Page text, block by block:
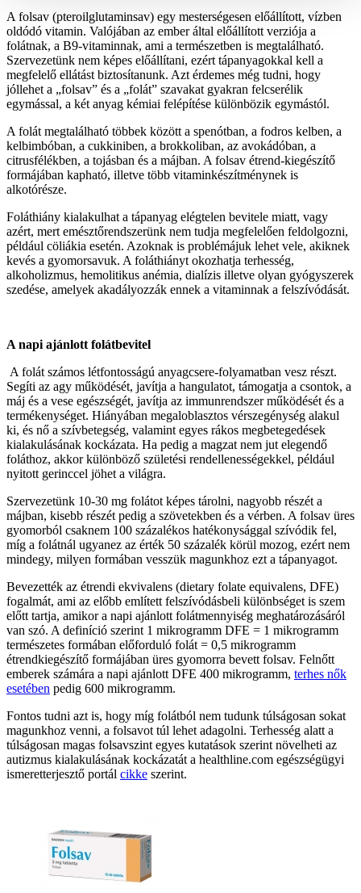
A folsav (pteroilglutaminsav) egy mesterségesen előállított, vízben
oldódó vitamin. Valójában az ember által előállított verziója a
folátnak, a B9-vitaminnak, ami a természetben is megtalálható.
Szervezetünk nem képes előállítani, ezért tápanyagokkal kell a
megfelelő ellátást biztosítanunk. Azt érdemes még tudni, hogy
jóllehet a „folsav” és a „folát” szavakat gyakran felcserélik
egymással, a két anyag kémiai felépítése különbözik egymástól.
A folát megtalálható többek között a spenótban, a fodros kelben, a
kelbimbóban, a cukkiniben, a brokkoliban, az avokádóban, a
citrusfélékben, a tojásban és a májban. A folsav étrend-kiegészítő
formájában kapható, illetve több vitaminkészítménynek is
alkotórésze.
Foláthiány kialakulhat a tápanyag elégtelen bevitele miatt, vagy
azért, mert emésztőrendszerünk nem tudja megfelelően feldolgozni,
például cöliákia esetén. Azoknak is problémájuk lehet vele, akiknek
kevés a gyomorsavuk. A foláthiányt okozhatja terhesség,
alkoholizmus, hemolitikus anémia, dialízis illetve olyan gyógyszerek
szedése, amelyek akadályozzák ennek a vitaminnak a felszívódását.
A napi ajánlott folátbevitel
A folát számos létfontosságú anyagcsere-folyamatban vesz részt.
Segíti az agy működését, javítja a hangulatot, támogatja a csontok, a
máj és a vese egészségét, javítja az immunrendszer működését és a
termékenységet. Hiányában megaloblasztos vérszegénység alakul
ki, és nő a szívbetegség, valamint egyes rákos megbetegedések
kialakulásának kockázata. Ha pedig a magzat nem jut elegendő
foláthoz, akkor különböző születési rendellenességekkel, például
nyitott gerinccel jöhet a világra.
Szervezetünk 10-30 mg folátot képes tárolni, nagyobb részét a
májban, kisebb részét pedig a szövetekben és a vérben. A folsav üres
gyomorból csaknem 100 százalékos hatékonysággal szívódik fel,
míg a folátnál ugyanez az érték 50 százalék körül mozog, ezért nem
mindegy, milyen formában vesszük magunkhoz ezt a tápanyagot.
Bevezették az étrendi ekvivalens (dietary folate equivalens, DFE)
fogalmát, ami az előbb említett felszívódásbeli különbséget is szem
előtt tartja, amikor a napi ajánlott folátmennyiség meghatározásáról
van szó. A definíció szerint 1 mikrogramm DFE = 1 mikrogramm
természetes formában előforduló folát = 0,5 mikrogramm
étrendkiegészítő formájában üres gyomorra bevett folsav. Felnőtt
emberek számára a napi ajánlott DFE 400 mikrogramm, terhes nők
esetében pedig 600 mikrogramm.
Fontos tudni azt is, hogy míg folátból nem tudunk túlságosan sokat
magunkhoz venni, a folsavot túl lehet adagolni. Terhesség alatt a
túlságosan magas folsavszint egyes kutatások szerint növelheti az
autizmus kialakulásának kockázatát a healthline.com egészségügyi
ismeretterjesztő portál cikke szerint.